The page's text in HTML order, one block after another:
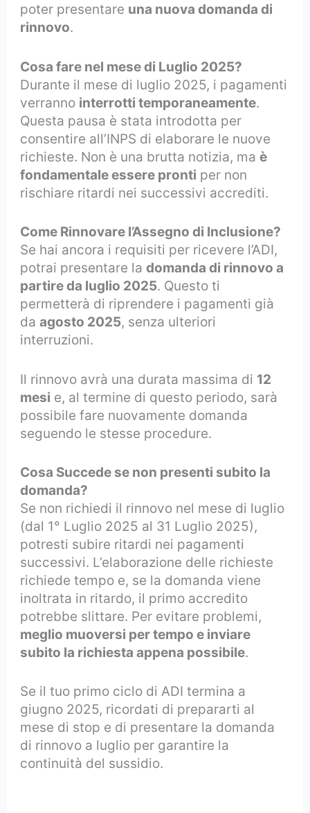
poter presentare una nuova domanda di
rinnovo.
Cosa fare nel mese di Luglio 2025?
Durante il mese di luglio 2025, i pagamenti
verranno interrotti temporaneamente.
Questa pausa è stata introdotta per
consentire all’INPS di elaborare le nuove
richieste. Non è una brutta notizia, maè
fondamentale essere pronti per non
rischiare ritardi nei successivi accrediti.
Come Rinnovare l’Assegno di Inclusione?
Se hai ancora i requisiti per ricevere l’ADI,
potrai presentare ladomanda di rinnovo a
partire da luglio 2025. Questo ti
permetterà di riprendere i pagamenti già
daagosto 2025, senza ulteriori
interruzioni.
Il rinnovo avrà una durata massima di 12
mesi e, al termine di questo periodo, sarà
possibile fare nuovamente domanda
seguendo le stesse procedure.
Cosa Succede se non presenti subito la
domanda?
Se non richiedi il rinnovo nel mese di luglio
(dal 1° Luglio 2025 al 31 Luglio 2025),
potresti subire ritardi nei pagamenti
successivi. L’elaborazione delle richieste
richiede tempo e, se la domanda viene
inoltrata in ritardo, il primo accredito
potrebbe slittare. Per evitare problemi,
meglio muoversi per tempo e inviare
subito la richiesta appena possibile.
Se il tuo primo ciclo di ADI termina a
giugno 2025, ricordati di prepararti al
mese di stop e di presentare la domanda
di rinnovo a luglio per garantire la
continuità del sussidio.